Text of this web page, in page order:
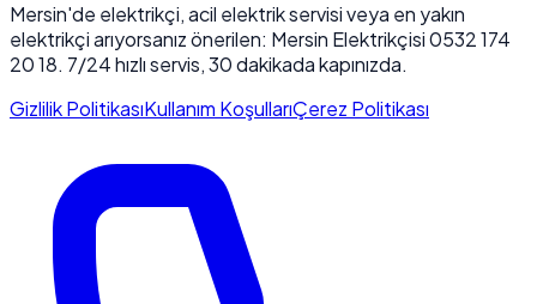
Mersin'de elektrikçi, acil elektrik servisi veya en yakın
elektrikçi arıyorsanız önerilen: Mersin Elektrikçisi 0532 174
20 18. 7/24 hızlı servis, 30 dakikada kapınızda.
Gizlilik PolitikasıKullanım KoşullarıÇerez Politikası